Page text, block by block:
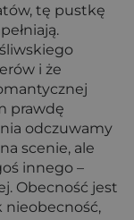
tę pustkę
i że
prawdę
odczuwamy
scenie, ale
innego –
Obecność jest
nieobecność,